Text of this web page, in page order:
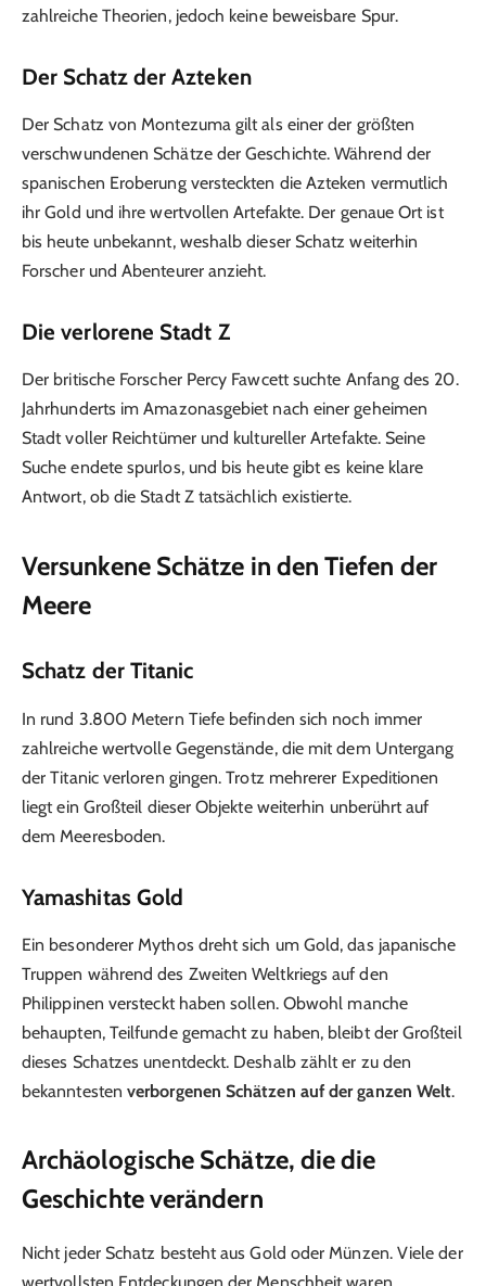
zahlreiche Theorien, jedoch keine beweisbare Spur.
Der Schatz der Azteken
Der Schatz von Montezuma gilt als einer der größten
verschwundenen Schätze der Geschichte. Während der
spanischen Eroberung versteckten die Azteken vermutlich
ihr Gold und ihre wertvollen Artefakte. Der genaue Ort ist
bis heute unbekannt, weshalb dieser Schatz weiterhin
Forscher und Abenteurer anzieht.
Die verlorene Stadt Z
Der britische Forscher Percy Fawcett suchte Anfang des 20.
Jahrhunderts im Amazonasgebiet nach einer geheimen
Stadt voller Reichtümer und kultureller Artefakte. Seine
Suche endete spurlos, und bis heute gibt es keine klare
Antwort, ob die Stadt Z tatsächlich existierte.
Versunkene Schätze in den Tiefen der
Meere
Schatz der Titanic
In rund 3.800 Metern Tiefe befinden sich noch immer
zahlreiche wertvolle Gegenstände, die mit dem Untergang
der Titanic verloren gingen. Trotz mehrerer Expeditionen
liegt ein Großteil dieser Objekte weiterhin unberührt auf
dem Meeresboden.
Yamashitas Gold
Ein besonderer Mythos dreht sich um Gold, das japanische
Truppen während des Zweiten Weltkriegs auf den
Philippinen versteckt haben sollen. Obwohl manche
behaupten, Teilfunde gemacht zu haben, bleibt der Großteil
dieses Schatzes unentdeckt. Deshalb zählt er zu den
bekanntestenverborgenen Schätzen auf der ganzen Welt.
Archäologische Schätze, die die
Geschichte verändern
Nicht jeder Schatz besteht aus Gold oder Münzen. Viele der